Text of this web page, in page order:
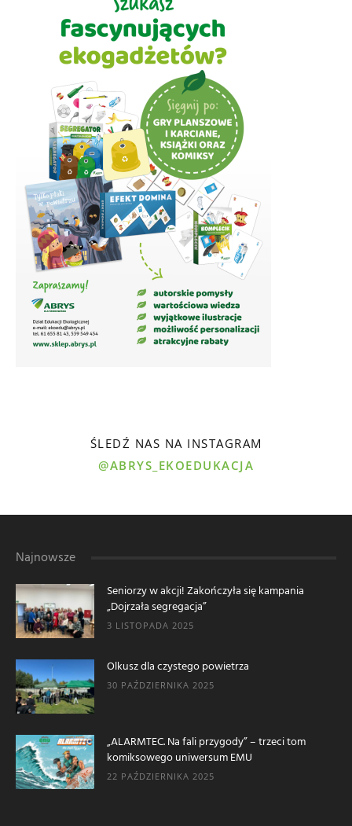
ŚLEDŹ NAS NA INSTAGRAM
@ABRYS_EKOEDUKACJA
Najnowsze
Seniorzy w akcji! Zakończyła się kampania
„Dojrzała segregacja”
3 LISTOPADA 2025
Olkusz dla czystego powietrza
30 PAŹDZIERNIKA 2025
„ALARMTEC. Na fali przygody” – trzeci tom
komiksowego uniwersum EMU
22 PAŹDZIERNIKA 2025